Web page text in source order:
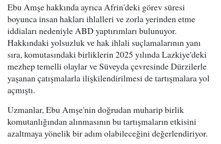
Ebu Amşe hakkında ayrıca Afrin'deki görev süresi
boyunca insan hakları ihlalleri ve zorla yerinden etme
iddiaları nedeniyle ABD yaptırımları bulunuyor.
Hakkındaki yolsuzluk ve hak ihlali suçlamalarının yanı
sıra, komutasındaki birliklerin 2025 yılında Lazkiye'deki
mezhep temelli olaylar ve Süveyda çevresinde Dürzilerle
yaşanan çatışmalarla ilişkilendirilmesi de tartışmalara yol
açmıştı.
Uzmanlar, Ebu Amşe'nin doğrudan muharip birlik
komutanlığından alınmasının bu tartışmaların etkisini
azaltmaya yönelik bir adım olabileceğini değerlendiriyor.